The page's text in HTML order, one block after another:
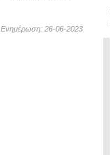
Ενημέρωση: 26-06-2023